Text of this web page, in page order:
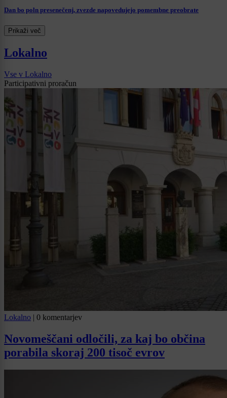
Dan bo poln presenečenj, zvezde napovedujejo pomembne preobrate
Prikaži več
Lokalno
Vse v Lokalno
Participativni proračun
Lokalno | 0 komentarjev
Novomeščani odločili, za kaj bo občina
porabila skoraj 200 tisoč evrov